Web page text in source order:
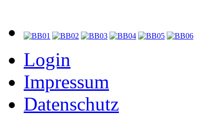
Login
Impressum
Datenschutz